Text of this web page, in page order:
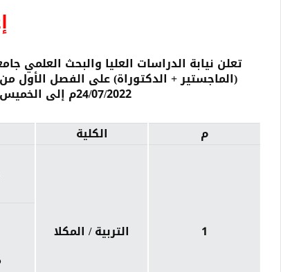
تعلن نيابة الدراسات العليا والبحث العلمي
24/07/2022م إلى الخميس بتاريخ: 25/08/2022م للبرنامج الآتية:
م
الكلية
1 التربية / المكلا